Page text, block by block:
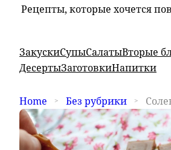
Рецепты, которые хочется
ЗакускиСупыСалатыВторые
ДесертыЗаготовкиНапитки
Home Без рубрики